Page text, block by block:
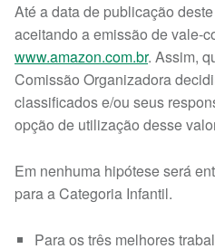
Até a data de publicação
aceitando a emissão de vale-
www.amazon.com.br. Assim,
Comissão Organizadora
classificados e/ou seus
opção de utilização desse
Em nenhuma hipótese será
para a Categoria Infantil.
Para os três melhores